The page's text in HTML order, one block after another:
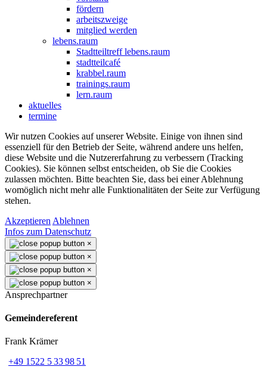
fördern
arbeitszweige
mitglied werden
lebens.raum
Stadtteiltreff lebens.raum
stadtteilcafé
krabbel.raum
trainings.raum
lern.raum
aktuelles
termine
Wir nutzen Cookies auf unserer Website. Einige von ihnen sind
essenziell für den Betrieb der Seite, während andere uns helfen,
diese Website und die Nutzererfahrung zu verbessern (Tracking
Cookies). Sie können selbst entscheiden, ob Sie die Cookies
zulassen möchten. Bitte beachten Sie, dass bei einer Ablehnung
womöglich nicht mehr alle Funktionalitäten der Seite zur Verfügung
stehen.
Akzeptieren Ablehnen
Infos zum Datenschutz
×
×
×
×
Ansprechpartner
Gemeindereferent
Frank Krämer
+49 1522 5 33 98 51